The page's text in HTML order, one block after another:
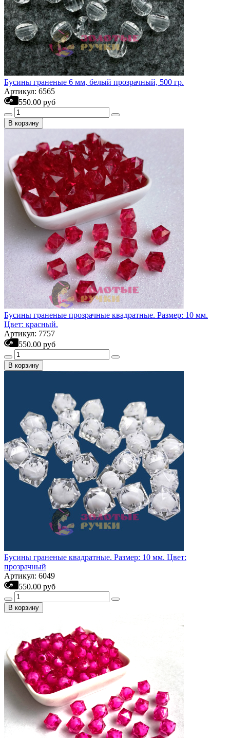
Бусины граненые 6 мм, белый прозрачный, 500 гр.
Артикул: 6565
550.00 руб
В корзину
Бусины граненые прозрачные квадратные. Размер: 10 мм.
Цвет: красный.
Артикул: 7757
550.00 руб
В корзину
Бусины граненые квадратные. Размер: 10 мм. Цвет:
прозрачный
Артикул: 6049
550.00 руб
В корзину